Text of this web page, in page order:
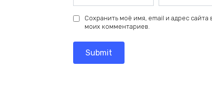
Сохранить моё имя, email и адрес
моих комментариев.